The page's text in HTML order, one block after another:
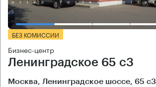
БЕЗ КОМИССИИ
Бизнес-центр
Ленинградское 65 с3
Москва, Ленинградское шоссе, 65 с3